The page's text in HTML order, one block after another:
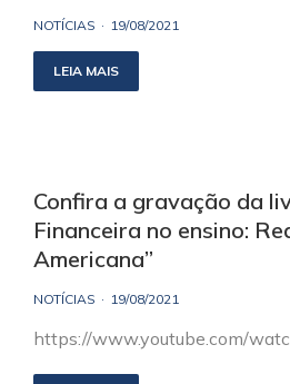
NOTÍCIAS 19/08/2021
LEIA MAIS
Confira a gravação da
Financeira no ensino:
Americana”
NOTÍCIAS 19/08/2021
https://www.youtube.com/